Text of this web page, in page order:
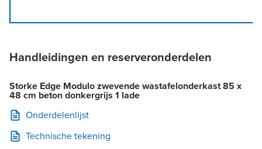
Handleidingen en reserveronderdelen
Storke Edge Modulo zwevende wastafelonderkast 85 x
48 cm beton donkergrijs 1 lade
Onderdelenlijst
Technische tekening